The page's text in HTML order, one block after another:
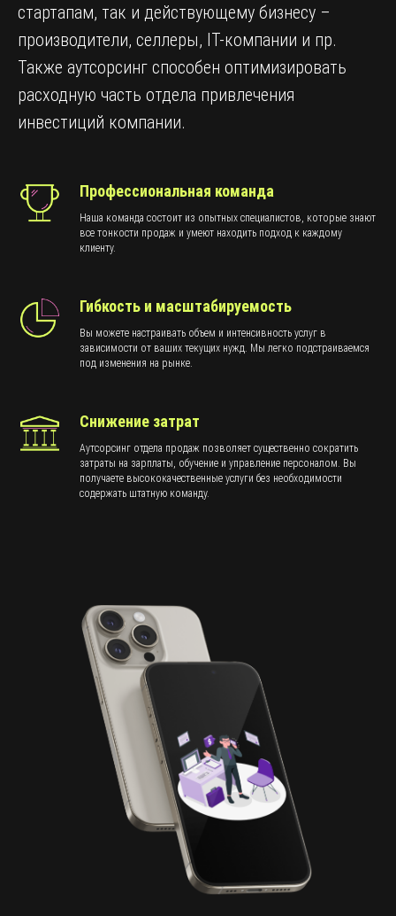
стартапам, так и действующему бизнесу –
производители, селлеры, IT-компании и пр.
Также аутсорсинг способен оптимизировать
расходную часть отдела привлечения
инвестиций компании.
Профессиональная команда
Наша команда состоит из опытных специалистов, которые знают
все тонкости продаж и умеют находить подход к каждому
клиенту.
Гибкость и масштабируемость
Вы можете настраивать объем и интенсивность услуг в
зависимости от ваших текущих нужд. Мы легко подстраиваемся
под изменения на рынке.
Снижение затрат
Аутсорсинг отдела продаж позволяет существенно сократить
затраты на зарплаты, обучение и управление персоналом. Вы
получаете высококачественные услуги без необходимости
содержать штатную команду.